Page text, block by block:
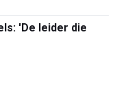
'De leider die